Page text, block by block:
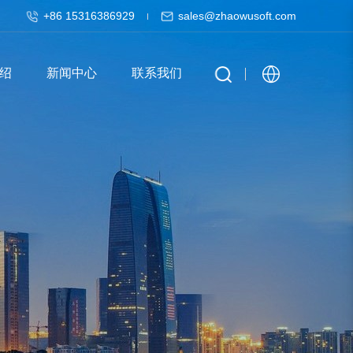
+86 15316386929 sales@zhaowusoft.com
新闻中心 联系我们